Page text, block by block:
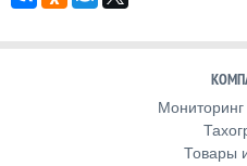
Мониторинг
Товары